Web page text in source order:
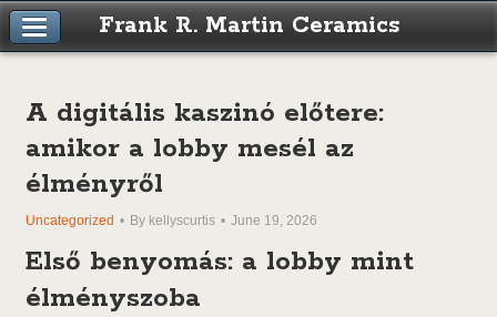
Frank R. Martin Ceramics
A digitális kaszinó előtere:
amikor a lobby mesél az
élményről
Uncategorized By kellyscurtis June 19, 2026
Első benyomás: a lobby mint
élményszoba